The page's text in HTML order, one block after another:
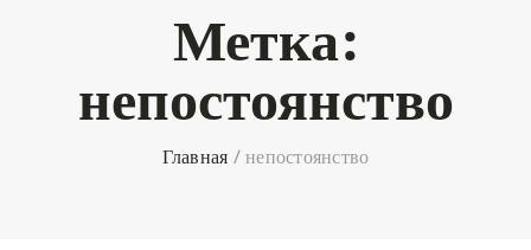
Метка:
непостоянство
Главная /непостоянство